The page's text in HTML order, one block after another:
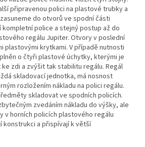
připravenou polici na plastové trubky a
do otvorů ve spodní části
kompletní police a stejný postup až do
regálu Jupiter. Otvory v poslední
plastovými krytkami. V případě nutnosti
o čtyři plastové úchytky, kterými je
zdi a zvýšit tak stabilitu regálu. Regál
skladovací jednotka, má nosnost
rozložením nákladu na polici regálu.
skladovat ve spodních policích.
zvedáním nákladu do výšky, ale
v horních policích plastového regálu
konstrukci a přispívají k větší